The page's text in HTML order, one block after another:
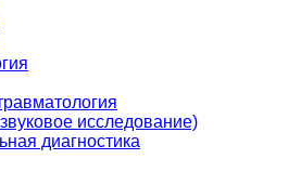
исследование)
диагностика